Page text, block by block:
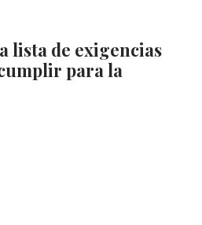
lista de exigencias
para la